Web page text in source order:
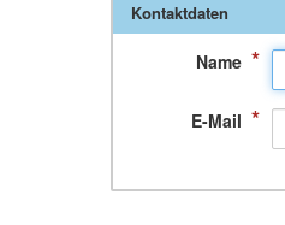
Kontaktdaten
Name *
E-Mail *